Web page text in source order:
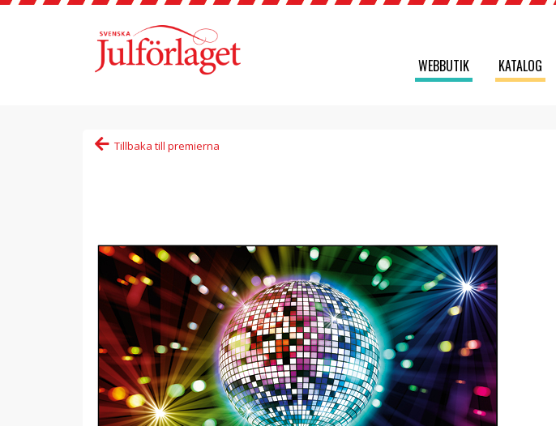
WEBBUTIK KATALOG
Tillbaka till premierna